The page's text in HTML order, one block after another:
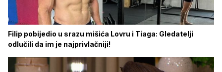
Filip pobijedio u srazu mišića Lovru i Tiaga: Gledatelji
odlučili da im je najprivlačniji!